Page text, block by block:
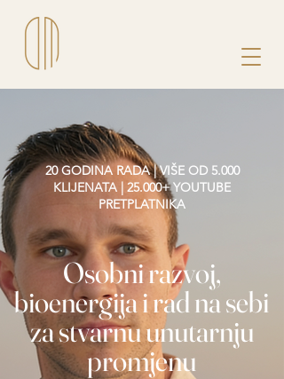
20 GODINA RADA | VIŠE OD 5.000
KLIJENATA | 25.000+ YOUTUBE
PRETPLATNIKA
Osobni razvoj,
bioenergija i rad na sebi
za stvarnu unutarnju
promjenu